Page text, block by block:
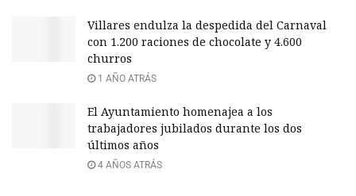
Villares endulza la despedida del Carnaval
con 1.200 raciones de chocolate y 4.600
churros
1 AÑO ATRÁS
El Ayuntamiento homenajea a los
trabajadores jubilados durante los dos
últimos años
4 AÑOS ATRÁS